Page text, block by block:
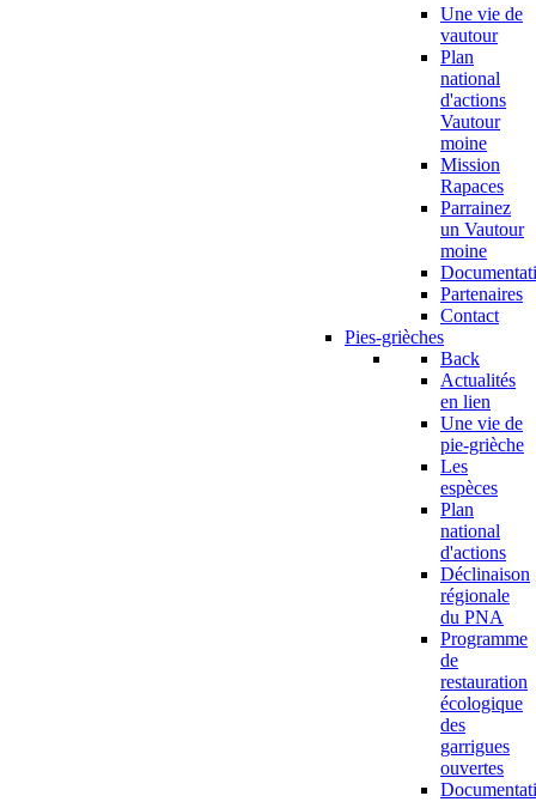
Une vie de
vautour
Plan
national
d'actions
Vautour
moine
Mission
Rapaces
Parrainez
un Vautour
moine
Partenaires
Contact
Pies-grièches
Back
Actualités
en lien
Une vie de
pie-grièche
Les
espèces
Plan
national
d'actions
Déclinaison
régionale
du PNA
Programme
de
restauration
écologique
des
garrigues
ouvertes